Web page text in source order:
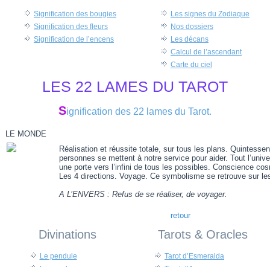
Signification des bougies
Signification des fleurs
Signification de l’encens
Les signes du Zodiaque
Nos dossiers
Les décans
Calcul de l’ascendant
Carte du ciel
LES 22 LAMES DU TAROT
Signification des 22 lames du Tarot.
LE MONDE
Réalisation et réussite totale, sur tous les plans.
personnes se mettent à notre service pour aider. Tout
une porte vers l’infini de tous les possibles. Conscience
Les 4 directions. Voyage. Ce symbolisme se retrouve sur
A L’ENVERS : Refus de se réaliser, de voyager.
retour
Divinations
Le pendule
Tarots & Oracles
Tarot d’Esmeralda